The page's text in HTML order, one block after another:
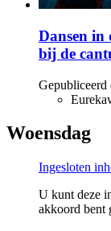
Dansen in
bij de
Gepubliceerd
Woensdag
Ingesloten
U kunt deze
akkoord bent